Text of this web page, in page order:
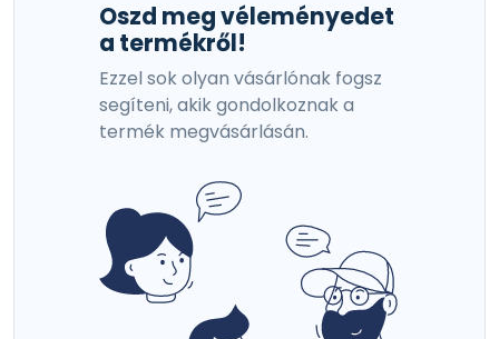
Oszd meg véleményedet
a termékről!
Ezzel sok olyan vásárlónak fogsz
segíteni, akik gondolkoznak a
termék megvásárlásán.